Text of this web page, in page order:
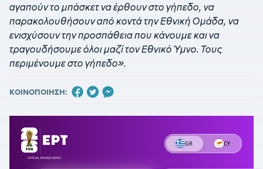
αγαπούν το μπάσκετ να έρθουν στο γήπεδο, να
παρακολουθήσουν από κοντά την Εθνική Ομάδα, να
ενισχύσουν την προσπάθεια που κάνουμε και να
τραγουδήσουμε όλοι μαζί τον Εθνικό Ύμνο. Τους
περιμένουμε στο γήπεδο».
ΚΟΙΝΟΠΟΙΗΣΗ: